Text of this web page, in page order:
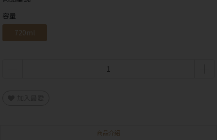
容量
720ml
商品介紹